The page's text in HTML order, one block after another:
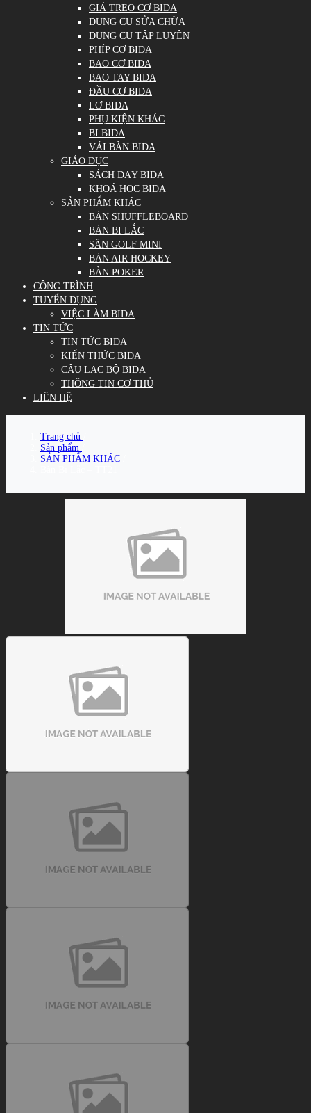
GIÁ TREO CƠ BIDA
DỤNG CỤ SỬA CHỮA
DỤNG CỤ TẬP LUYỆN
PHÍP CƠ BIDA
BAO CƠ BIDA
BAO TAY BIDA
ĐẦU CƠ BIDA
LƠ BIDA
PHỤ KIỆN KHÁC
BI BIDA
VẢI BÀN BIDA
GIÁO DỤC
SÁCH DẠY BIDA
KHOÁ HỌC BIDA
SẢN PHẨM KHÁC
BÀN SHUFFLEBOARD
BÀN BI LẮC
SÂN GOLF MINI
BÀN AIR HOCKEY
BÀN POKER
CÔNG TRÌNH
TUYỂN DỤNG
VIỆC LÀM BIDA
TIN TỨC
TIN TỨC BIDA
KIẾN THỨC BIDA
CÂU LẠC BỘ BIDA
THÔNG TIN CƠ THỦ
LIÊN HỆ
Trang chủ
Sản phẩm
SẢN PHẨM KHÁC